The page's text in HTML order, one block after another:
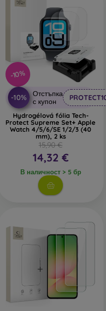
-10%
-10%
Отстъпка
с купон
Hydrogélová fólia Tech-
Protect Supreme Set+ Apple
Watch 4/5/6/SE 1/2/3 (40
mm), 2 ks
15,90 €
14,32 €
В наличност > 5 бр